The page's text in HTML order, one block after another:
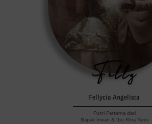
Felly
Fellycia Angelista
Putri Pertama dari
Bapak Irwan & Ibu Rina Yanti